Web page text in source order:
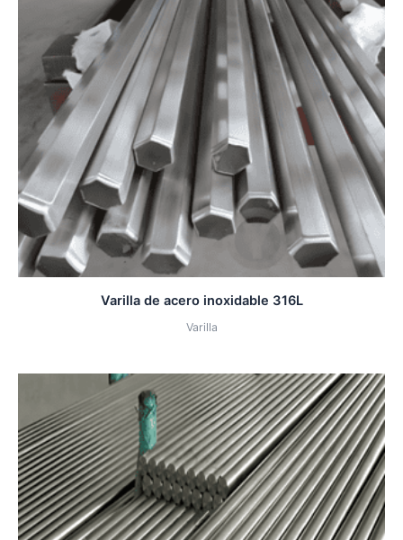
Varilla de acero inoxidable 316L
Varilla